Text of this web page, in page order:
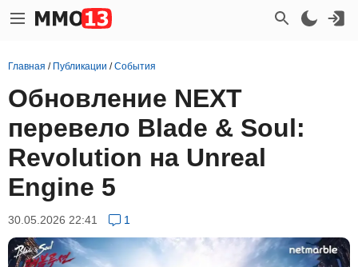
Главная / Публикации /События
Обновление NEXT
перевело Blade & Soul:
Revolution на Unreal
Engine 5
30.05.2026 22:41 1